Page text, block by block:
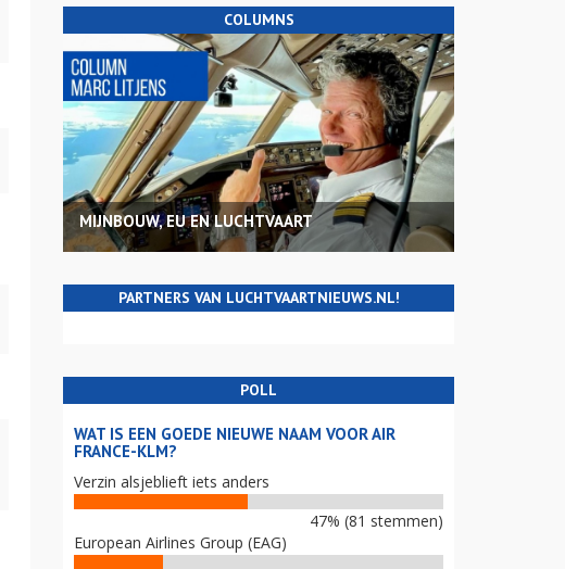
COLUMNS
MIJNBOUW, EU EN LUCHTVAART
PARTNERS VAN LUCHTVAARTNIEUWS.NL!
POLL
WAT IS EEN GOEDE NIEUWE NAAM VOOR AIR
FRANCE-KLM?
Verzin alsjeblieft iets anders
47% (81 stemmen)
European Airlines Group (EAG)